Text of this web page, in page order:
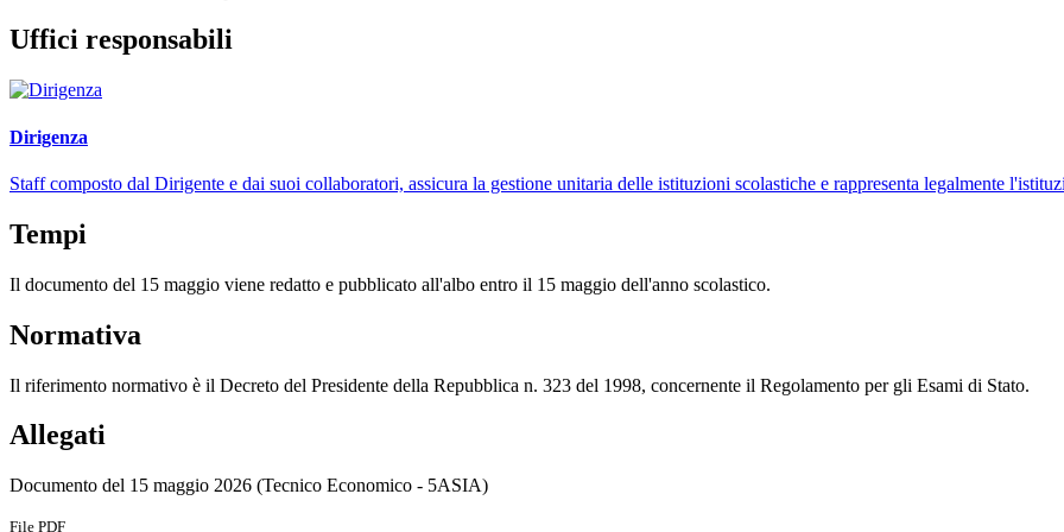
Uffici responsabili
Dirigenza
Staff composto dal Dirigente e dai suoi collaboratori, assicura la gestione unitaria delle istituzioni scolastiche e rappresenta legalmente
Tempi
Il documento del 15 maggio viene redatto e pubblicato all'albo entro il 15 maggio dell'anno scolastico.
Normativa
Il riferimento normativo è il Decreto del Presidente della Repubblica n. 323 del 1998, concernente il Regolamento per gli Esami di Stato.
Allegati
Documento del 15 maggio 2026 (Tecnico Economico - 5ASIA)
File PDF